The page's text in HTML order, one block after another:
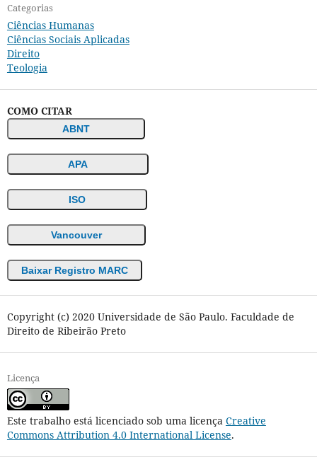
Categorias
Ciências Humanas
Ciências Sociais Aplicadas
Direito
Teologia
COMO CITAR
ABNT
APA
ISO
Vancouver
Baixar Registro MARC
Copyright (c) 2020 Universidade de São Paulo. Faculdade de
Direito de Ribeirão Preto
Licença
Este trabalho está licenciado sob uma licença Creative
Commons Attribution 4.0 International License.